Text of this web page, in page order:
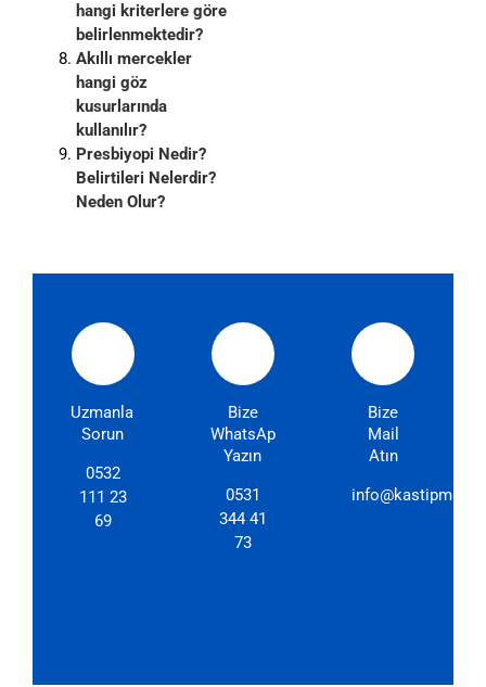
hangi kriterlere göre
belirlenmektedir?
Akıllı mercekler
hangi göz
kusurlarında
kullanılır?
Presbiyopi Nedir?
Belirtileri Nelerdir?
Neden Olur?
Uzmanlarımıza
Sorun
0532
111 23
69
Bize
WhatsApp'dan
Yazın
0531
344 41
73
Bize
Mail
Atın